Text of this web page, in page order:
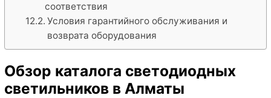
соответствия
Условия гарантийного обслуживания и
возврата оборудования
Обзор каталога светодиодных
светильников в Алматы